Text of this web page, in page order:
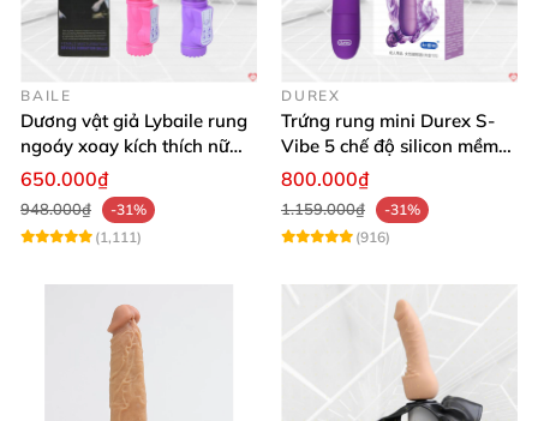
BAILE
Dương vật giả Lybaile rung
ngoáy xoay kích thích nữ
thủ dâm
650.000₫
948.000₫
-31%
(1,111)
DUREX
Trứng rung mini Durex S-
Vibe 5 chế độ silicon mềm
mịn cao cấp
800.000₫
1.159.000₫
-31%
(916)